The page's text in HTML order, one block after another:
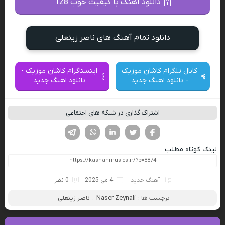
دانلود آهنگ با کیفیت خوب 128
دانلود تمام آهنگ های ناصر زینعلی
کانال تلگرام کاشان موزیک
- دانلود اهنگ جدید
اینستاگرام کاشان موزیک -
دانلود اهنگ جدید
اشتراک گذاری در شبکه های اجتماعی
لینکدین تویتر
فیسوک
لینک کوتاه مطلب
آهنگ جدید 4 می 2025 0 نظر
برچسب ها : Naser Zeynali ، ناصر زینعلی